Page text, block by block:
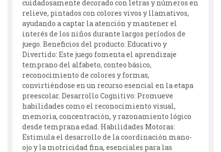
cuidadosamente decorado con letras y números en
relieve, pintados con colores vivos y llamativos,
ayudando a captar la atención y mantener el
interés de los niños durante largos períodos de
juego. Beneficios del producto: Educativo y
Divertido: Este juego fomenta el aprendizaje
temprano del alfabeto, conteo básico,
reconocimiento de colores y formas,
convirtiéndose en un recurso esencial en la etapa
preescolar. Desarrollo Cognitivo: Promueve
habilidades como el reconocimiento visual,
memoria, concentración, y razonamiento lógico
desde temprana edad. Habilidades Motoras:
Estimula el desarrollo de la coordinación mano-
ojo y la motricidad fina, esenciales para las